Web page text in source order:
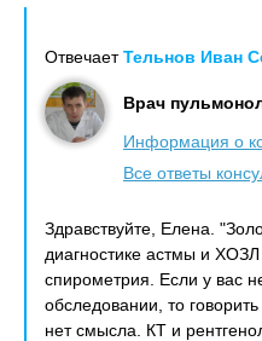
ОтвечаетТельнов Иван
Врач
Информация о
Все ответы
Здравствуйте, Елена.
диагностике астмы и
спирометрия. Если у вас
обследовании, то
нет смысла. КТ и